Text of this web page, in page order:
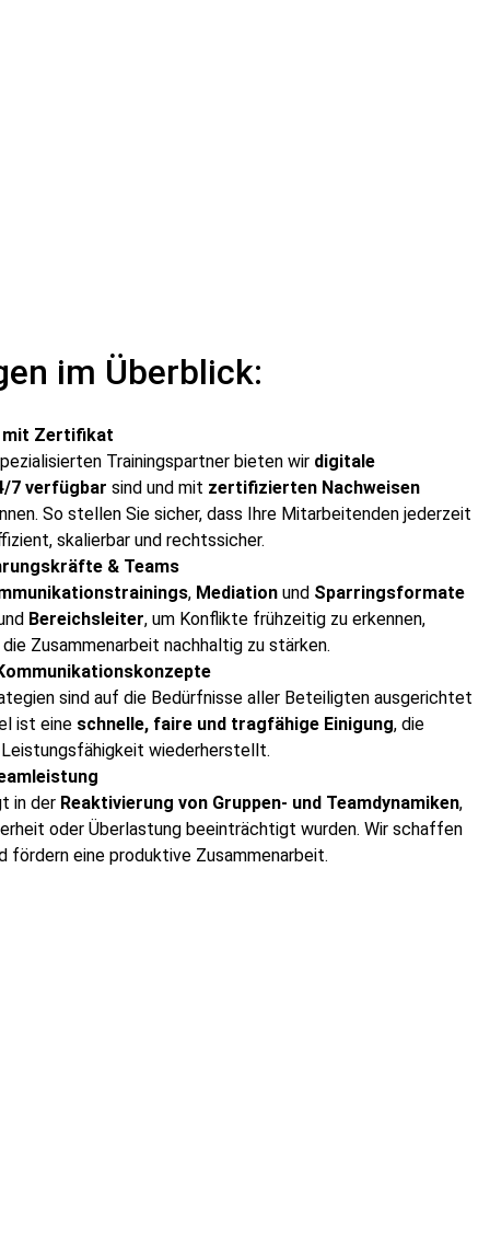
im Überblick:
mit Zertifikat
Trainingspartner bieten wir digitale
7 verfügbar sind und mit zertifizierten Nachweisen
So stellen Sie sicher, dass Ihre Mitarbeitenden jederzeit
skalierbar und rechtssicher.
& Teams
, Mediation und Sparringsformate
Bereichsleiter, um Konflikte frühzeitig zu erkennen,
Zusammenarbeit nachhaltig zu stärken.
sind auf die Bedürfnisse aller Beteiligten ausgerichtet
ist eine schnelle, faire und tragfähige Einigung, die
wiederherstellt.
in der Reaktivierung von Gruppen- und Teamdynamiken,
oder Überlastung beeinträchtigt wurden. Wir schaffen
fördern eine produktive Zusammenarbeit.